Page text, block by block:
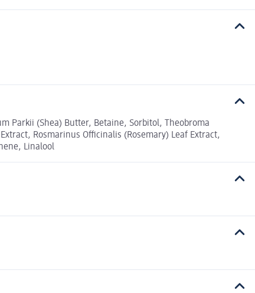
Parkii (Shea) Butter, Betaine, Sorbitol, Theobroma
Rosmarinus Officinalis (Rosemary) Leaf Extract,
Linalool